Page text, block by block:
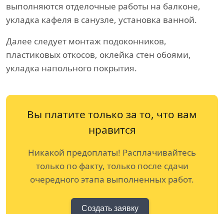
выполняются отделочные работы на балконе,
укладка кафеля в санузле, установка ванной.
Далее следует монтаж подоконников,
пластиковых откосов, оклейка стен обоями,
укладка напольного покрытия.
Вы платите только за то, что вам
нравится
Никакой предоплаты! Расплачивайтесь
только по факту, только после сдачи
очередного этапа выполненных работ.
Создать заявку